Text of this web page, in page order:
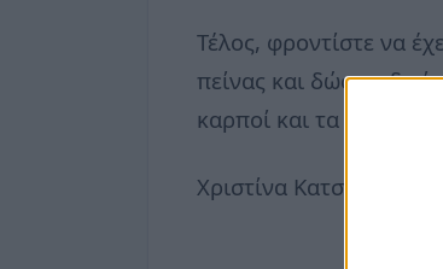
Τέλος, φροντίστε να
πείνας και δώστε
καρποί και τα
Χριστίνα Κατσαρού,